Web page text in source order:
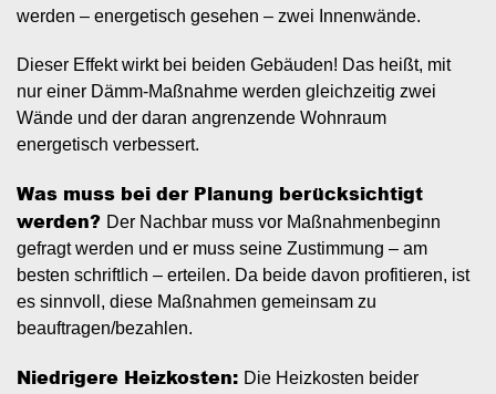
werden – energetisch gesehen – zwei Innenwände.
Dieser Effekt wirkt bei beiden Gebäuden! Das heißt, mit
nur einer Dämm-Maßnahme werden gleichzeitig zwei
Wände und der daran angrenzende Wohnraum
energetisch verbessert.
Was muss bei der Planung berücksichtigt
werden? Der Nachbar muss vor Maßnahmenbeginn
gefragt werden und er muss seine Zustimmung – am
besten schriftlich – erteilen. Da beide davon profitieren, ist
es sinnvoll, diese Maßnahmen gemeinsam zu
beauftragen/bezahlen.
Niedrigere Heizkosten: Die Heizkosten beider